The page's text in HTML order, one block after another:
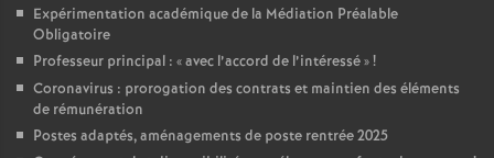
Expérimentation académique de la Médiation Préalable
Obligatoire
Professeur principal : «avec l’accord de l’intéressé»!
Coronavirus : prorogation des contrats et maintien des éléments
de rémunération
Postes adaptés, aménagements de poste rentrée 2025